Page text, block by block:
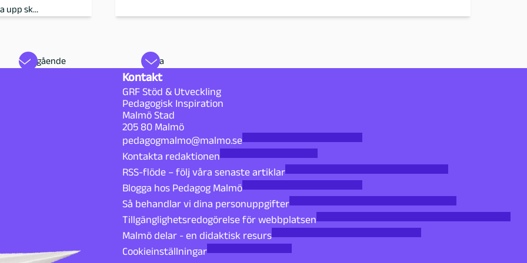
upp sk…
Föregående Nästa
Kontakt
GRF Stöd & Utveckling
Pedagogisk Inspiration
Malmö Stad
205 80 Malmö
pedagogmalmo@malmo.se
Kontakta redaktionen
RSS-flöde – följ våra senaste artiklar
Blogga hos Pedagog Malmö
Så behandlar vi dina personuppgifter
Tillgänglighetsredogörelse för webbplatsen
Malmö delar - en didaktisk resurs
Cookieinställningar